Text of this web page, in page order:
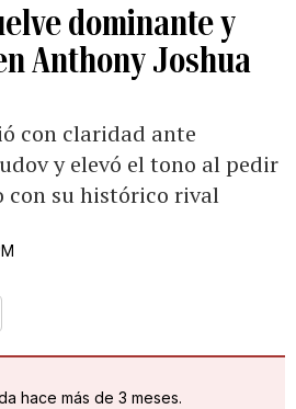
dominante y
Anthony Joshua
con claridad ante
y elevó el tono al pedir
con su histórico rival
hace más de 3 meses.